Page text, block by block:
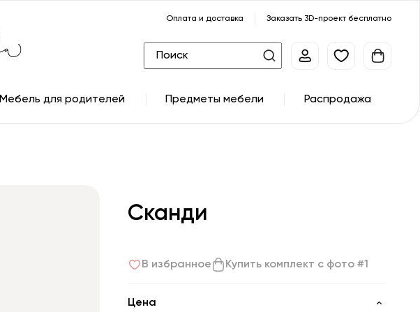
Оплата и доставка Заказать 3D-проект бесплатно
Мебель для родителей Предметы мебели Распродажа
Сканди
В избранное Купить комплект с фото #1
Цена